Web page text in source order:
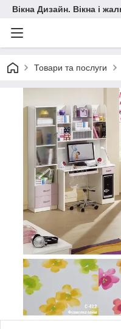
Вікна Дизайн. Вікна і
Товари та послуги